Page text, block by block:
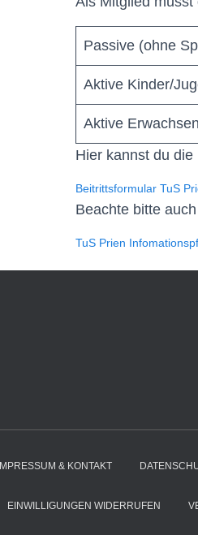
Passive (ohne
Aktive Kinder/
Aktive
Hier kannst du
Beitrittsformular TuS
Beachte bitte
TuS Prien
IMPRESSUM & KONTAKT
EINWILLIGUNGEN WIDERRUFEN